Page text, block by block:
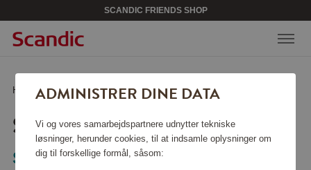
SCANDIC FRIENDS SHOP
Hjem /Køkkentilbehør/Stegepander/Stegepande 32 cm
STEGEPANDE 32 CM
Scanpan
ADMINISTRER DINE DATA
Vi og vores samarbejdspartnere udnytter tekniske
løsninger, herunder cookies, til at indsamle oplysninger om
dig til forskellige formål, såsom: